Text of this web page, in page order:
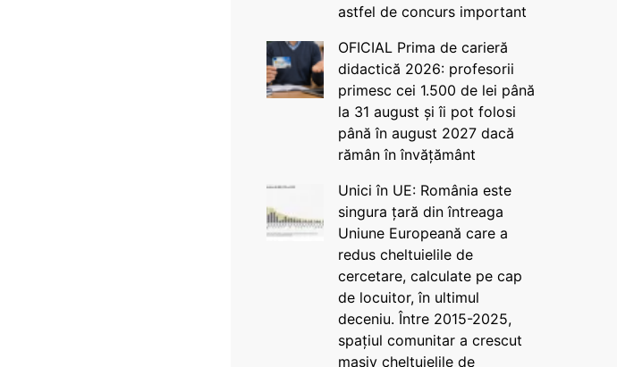
astfel de concurs important
OFICIAL Prima de carieră
didactică 2026: profesorii
primesc cei 1.500 de lei până
la 31 august și îi pot folosi
până în august 2027 dacă
rămân în învățământ
Unici în UE: România este
singura țară din întreaga
Uniune Europeană care a
redus cheltuielile de
cercetare, calculate pe cap
de locuitor, în ultimul
deceniu. Între 2015-2025,
spațiul comunitar a crescut
masiv cheltuielile de